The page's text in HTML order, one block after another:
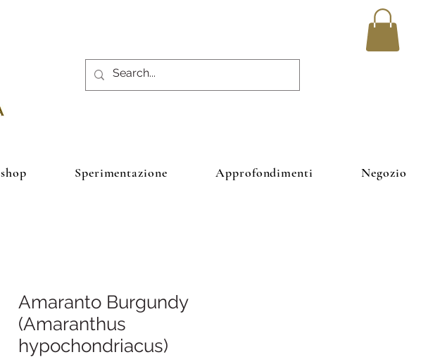
Amaranto Burgundy
(Amaranthus
hypochondriacus)
shop Sperimentazione Approfondimenti Negozio